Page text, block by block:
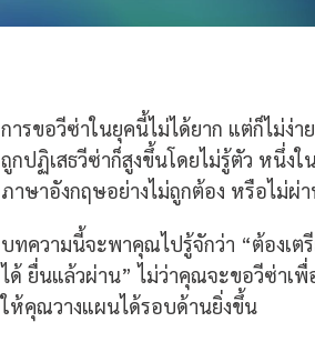
การขอวีซ่าในยุคนี้ไม่ได้ยาก แต่ก็ไม่ง่
ถูกปฏิเสธวีซ่าก็สูงขึ้นโดยไม่รู้ตัว หนึ่ง
ภาษาอังกฤษอย่างไม่ถูกต้อง หรือไม่
บทความนี้จะพาคุณไปรู้จักว่า “ต้องเต
ได้ ยื่นแล้วผ่าน” ไม่ว่าคุณจะขอวีซ่าเ
ให้คุณวางแผนได้รอบด้านยิ่งขึ้น